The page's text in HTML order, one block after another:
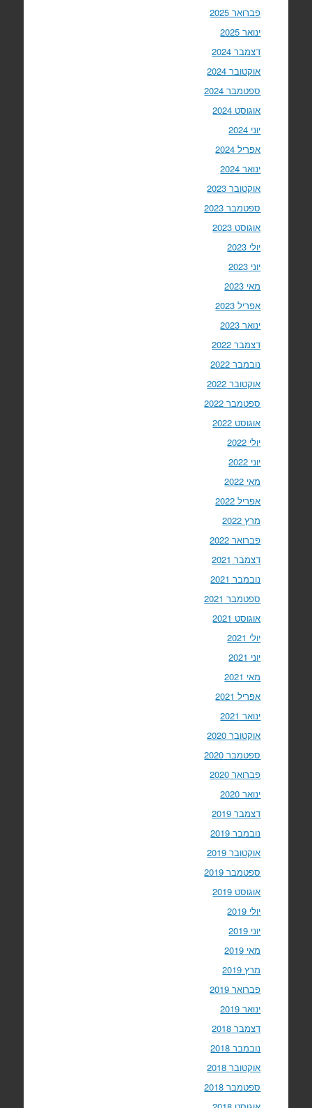
פברואר 2025
ינואר 2025
דצמבר 2024
אוקטובר 2024
ספטמבר 2024
אוגוסט 2024
יוני 2024
אפריל 2024
ינואר 2024
אוקטובר 2023
ספטמבר 2023
אוגוסט 2023
יולי 2023
יוני 2023
מאי 2023
אפריל 2023
ינואר 2023
דצמבר 2022
נובמבר 2022
אוקטובר 2022
ספטמבר 2022
אוגוסט 2022
יולי 2022
יוני 2022
מאי 2022
אפריל 2022
מרץ 2022
פברואר 2022
דצמבר 2021
נובמבר 2021
ספטמבר 2021
אוגוסט 2021
יולי 2021
יוני 2021
מאי 2021
אפריל 2021
ינואר 2021
אוקטובר 2020
ספטמבר 2020
פברואר 2020
ינואר 2020
דצמבר 2019
נובמבר 2019
אוקטובר 2019
ספטמבר 2019
אוגוסט 2019
יולי 2019
יוני 2019
מאי 2019
מרץ 2019
פברואר 2019
ינואר 2019
דצמבר 2018
נובמבר 2018
אוקטובר 2018
ספטמבר 2018